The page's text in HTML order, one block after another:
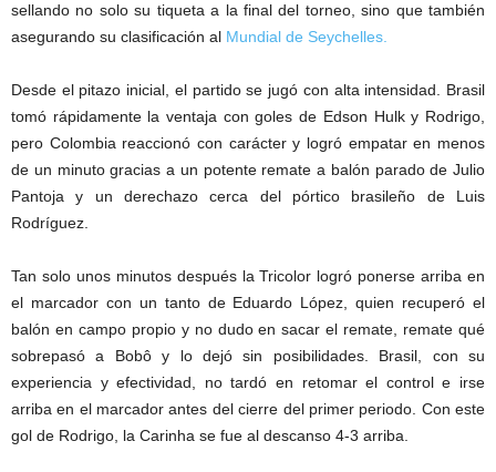
sellando no solo su tiqueta a la final del torneo, sino que también
asegurando su clasificación al Mundial de Seychelles.
Desde el pitazo inicial, el partido se jugó con alta intensidad. Brasil
tomó rápidamente la ventaja con goles de Edson Hulk y Rodrigo,
pero Colombia reaccionó con carácter y logró empatar en menos
de un minuto gracias a un potente remate a balón parado de Julio
Pantoja y un derechazo cerca del pórtico brasileño de Luis
Rodríguez.
Tan solo unos minutos después la Tricolor logró ponerse arriba en
el marcador con un tanto de Eduardo López, quien recuperó el
balón en campo propio y no dudo en sacar el remate, remate qué
sobrepasó a Bobô y lo dejó sin posibilidades. Brasil, con su
experiencia y efectividad, no tardó en retomar el control e irse
arriba en el marcador antes del cierre del primer periodo. Con este
gol de Rodrigo, la Carinha se fue al descanso 4-3 arriba.